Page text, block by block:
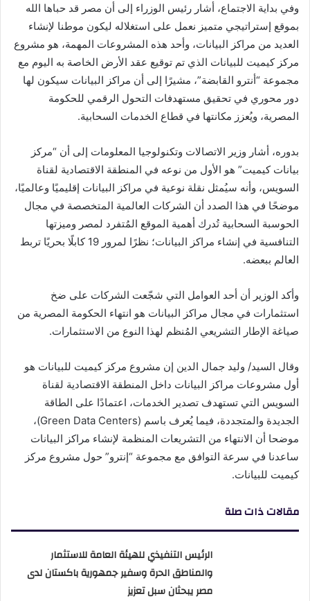
وفي بداية الاجتماع، أشار رئيس الوزراء إلى أن مصر قد حباها الله
بموقع إستراتيجي متميز نعمل على استغلاله ليكون موطنا لإنشاء
العديد من مراكز البيانات، وأحد هذه المشروعات المهمة، هو مشروع
مركز كيميت للبيانات الذي تم توقيع عقد الأرض الخاصة به اليوم مع
مجموعة “أنترو القابضة”، مشيرًا إلى أن مراكز البيانات سيكون لها
دور محوري في تحقيق مستهدفات التحول الرقمي للحكومة
المصرية، ويُعزز مكانتها في قطاع الخدمات السحابية.
بدوره، أشار وزير الاتصالات وتكنولوجيا المعلومات إلى أن “مركز
بيانات كيميت” هو الأول من نوعه في المنطقة الاقتصادية لقناة
السويس، وأنه سيُمثل نقلة نوعية في مراكز البيانات إقليميًا وعالميًا،
موضحًا في هذا الصدد أن الشركات العالمية المتخصصة في مجال
الحوسبة السحابية تُدرك أهمية الموقع المُتفرد لمصر وميزتها
التنافسية في إنشاء مراكز البيانات؛ نظرًا لمرور 19 كابلًا بحريًا تربط
العالم ببعضه.
وأكد الوزير أن أحد العوامل التي شجّعت الشركات على ضخ
استثمارات في مجال مراكز البيانات هو انتهاء الحكومة المصرية من
صياغة الإطار التشريعي المُنظم لهذا النوع من الاستثمارات.
وقال السيد/ وليد جمال الدين إن مشروع مركز كيميت للبيانات هو
أول مشروعات مراكز البيانات داخل المنطقة الاقتصادية لقناة
السويس التي تستهدف تصدير الخدمات، اعتمادًا على الطاقة
الجديدة والمتجددة، فيما يُعرف باسم (Green Data Centers)،
موضحا أن الانتهاء من التشريعات المنظمة لإنشاء مراكز البيانات
ساعدنا في سرعة التوافق مع مجموعة “إنترو” حول مشروع مركز
كيميت للبيانات.
مقالات ذات صلة
الرئيس التنفيذي للهيئة العامة للاستثمار
والمناطق الحرة وسفير جمهورية باكستان لدى
مصر يبحثان سبل تعزيز